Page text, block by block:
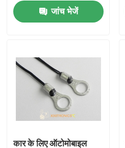
चिकित्सा तापमान जांच
ग्लास एनटीसी थर्मामीटर
एपॉक्सी लेपित थर्मिस्टर्स
घरेलू उपकरण सेंसर
जांच भेजें
कार के लिए ऑटोमोबाइल